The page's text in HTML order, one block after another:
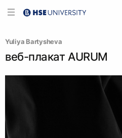
Yuliya Bartysheva
веб-плакат AURUM